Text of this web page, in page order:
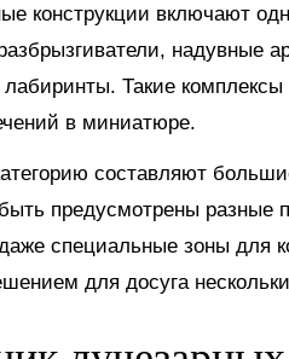
конструкции включают
надувные
Такие
в миниатюре.
составляют
предусмотрены разные
специальные зоны для
для досуга